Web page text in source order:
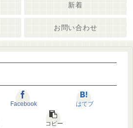
新着
お問い合わせ
Facebook はてブ
コピー